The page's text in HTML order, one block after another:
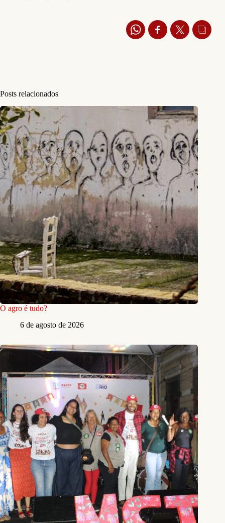
Posts relacionados
O agro é tudo?
6 de agosto de 2026